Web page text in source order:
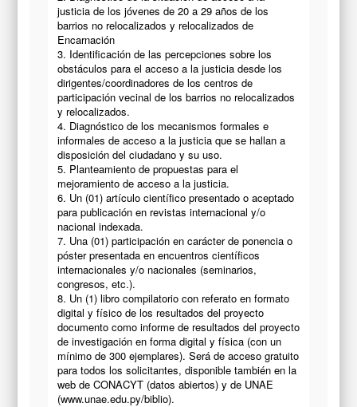
justicia de los jóvenes de 20 a 29 años de los
barrios no relocalizados y relocalizados de
Encarnación
3. Identificación de las percepciones sobre los
obstáculos para el acceso a la justicia desde los
dirigentes/coordinadores de los centros de
participación vecinal de los barrios no relocalizados
y relocalizados.
4. Diagnóstico de los mecanismos formales e
informales de acceso a la justicia que se hallan a
disposición del ciudadano y su uso.
5. Planteamiento de propuestas para el
mejoramiento de acceso a la justicia.
6. Un (01) artículo científico presentado o aceptado
para publicación en revistas internacional y/o
nacional indexada.
7. Una (01) participación en carácter de ponencia o
póster presentada en encuentros científicos
internacionales y/o nacionales (seminarios,
congresos, etc.).
8. Un (1) libro compilatorio con referato en formato
digital y físico de los resultados del proyecto
documento como informe de resultados del proyecto
de investigación en forma digital y física (con un
mínimo de 300 ejemplares). Será de acceso gratuito
para todos los solicitantes, disponible también en la
web de CONACYT (datos abiertos) y de UNAE
(www.unae.edu.py/biblio).